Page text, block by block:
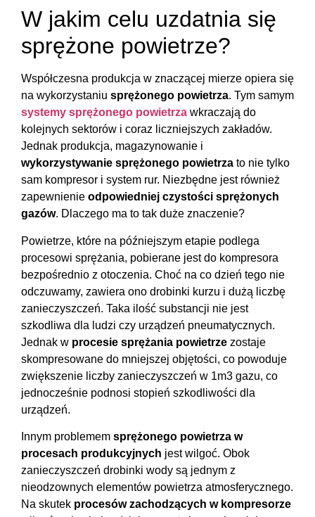
W jakim celu uzdatnia się
sprężone powietrze?
Współczesna produkcja w znaczącej mierze opiera się
na wykorzystaniu sprężonego powietrza. Tym samym
systemy sprężonego powietrza wkraczają do
kolejnych sektorów i coraz liczniejszych zakładów.
Jednak produkcja, magazynowanie i
wykorzystywanie sprężonego powietrza to nie tylko
sam kompresor i system rur. Niezbędne jest również
zapewnienie odpowiedniej czystości sprężonych
gazów. Dlaczego ma to tak duże znaczenie?
Powietrze, które na późniejszym etapie podlega
procesowi sprężania, pobierane jest do kompresora
bezpośrednio z otoczenia. Choć na co dzień tego nie
odczuwamy, zawiera ono drobinki kurzu i dużą liczbę
zanieczyszczeń. Taka ilość substancji nie jest
szkodliwa dla ludzi czy urządzeń pneumatycznych.
Jednak w procesie sprężania powietrze zostaje
skompresowane do mniejszej objętości, co powoduje
zwiększenie liczby zanieczyszczeń w 1m3 gazu, co
jednocześnie podnosi stopień szkodliwości dla
urządzeń.
Innym problemem sprężonego powietrza w
procesach produkcyjnych jest wilgoć. Obok
zanieczyszczeń drobinki wody są jednym z
nieodzownych elementów powietrza atmosferycznego.
Na skutek procesów zachodzących w kompresorze